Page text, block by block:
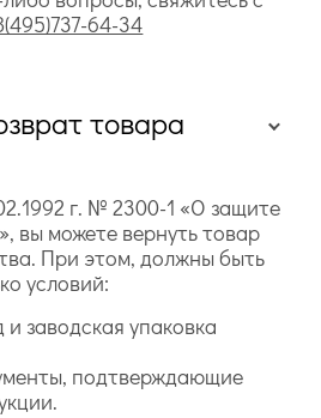
64-34
товара
г. № 2300-1 «О защите
вы можете вернуть товар
При этом, должны быть
условий:
заводская упаковка
подтверждающие